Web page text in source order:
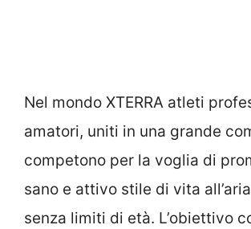
Nel mondo XTERRA atleti
amatori, uniti in una grande
competono per la voglia di
sano e attivo stile di vita
senza limiti di età. L’obiettivo